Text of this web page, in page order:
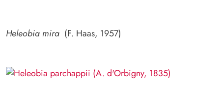
Heleobia mira (F. Haas, 1957)